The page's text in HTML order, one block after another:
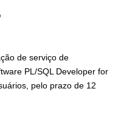
de serviço de
PL/SQL Developer for
pelo prazo de 12